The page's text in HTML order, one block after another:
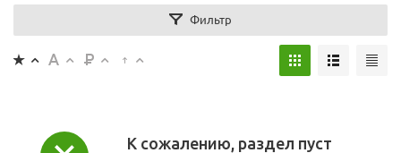
Фильтр
К сожалению, раздел пуст